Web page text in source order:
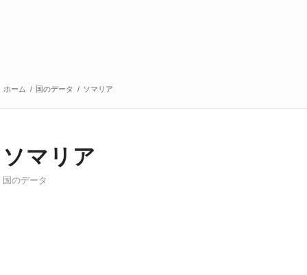
ホーム / 国のデータ / ソマリア
ソマリア
国のデータ